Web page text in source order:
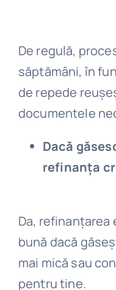
De regulă,
săptămâni, în
de repede
documentele
Dacă
Da,
bună dacă
mai mică sau
pentru tine.